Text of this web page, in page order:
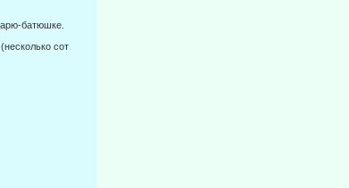
батюшке.
сот